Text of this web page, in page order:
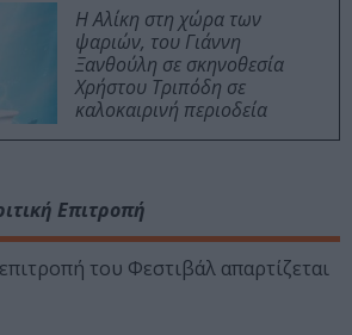
Η Αλίκη στη χώρα των
ψαριών, του Γιάννη
Ξανθούλη σε σκηνοθεσία
Χρήστου Τριπόδη σε
καλοκαιρινή περιοδεία
Επιτροπή
του Φεστιβάλ απαρτίζεται